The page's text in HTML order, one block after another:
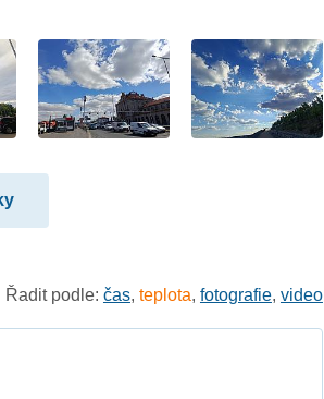
Řadit podle: čas, teplota, fotografie, video